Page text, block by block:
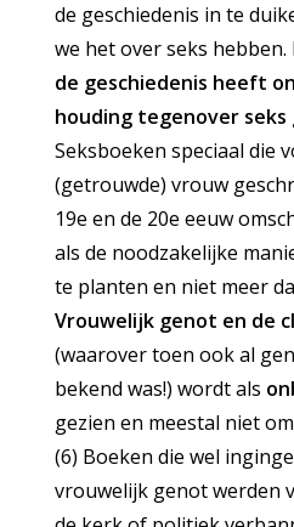
de geschiedenis in te
we het over seks
de geschiedenis heeft
houding tegenover seks
Seksboeken speciaal die
(getrouwde) vrouw
19e en de 20e eeuw
als de noodzakelijke
te planten en niet meer
Vrouwelijk genot en de
(waarover toen ook al
bekend was!) wordt als
gezien en meestal niet
(6) Boeken die wel
vrouwelijk genot werden